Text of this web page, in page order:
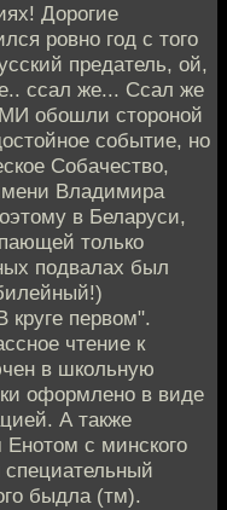
Дорогие
ровно год с того
предатель, ой,
ссал же... Ссал же
обошли стороной
событие, но
Собачество,
Владимира
в Беларуси,
только
подвалах был
круге первом".
чтение к
в школьную
оформлено в виде
А также
с минского
специательный
быдла (тм).